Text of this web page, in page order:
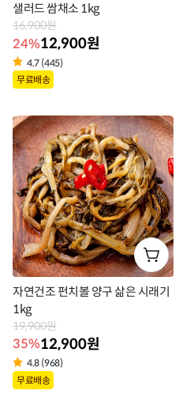
샐러드 쌈채소 1kg
16,900원
24%12,900원
4.7 (445)
상
라
벨
무료배송
자연건조 펀치볼 양구 삶은 시래기
1kg
19,900원
35%12,900원
4.8 (968)
상
무료배송